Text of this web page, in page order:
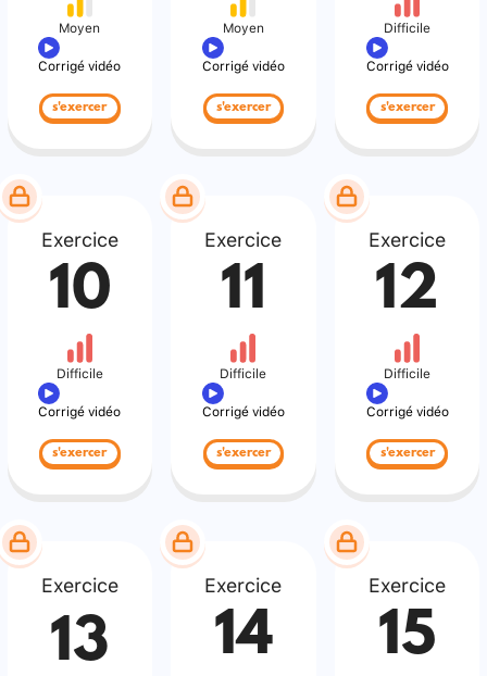
Moyen
Corrigé vidéo
s'exercer
Moyen
Corrigé vidéo
s'exercer
Difficile
Corrigé vidéo
s'exercer
Exercice
10
Difficile
Corrigé vidéo
s'exercer
Exercice
11
Difficile
Corrigé vidéo
s'exercer
Exercice
12
Difficile
Corrigé vidéo
s'exercer
Exercice
13
Exercice
14
Exercice
15